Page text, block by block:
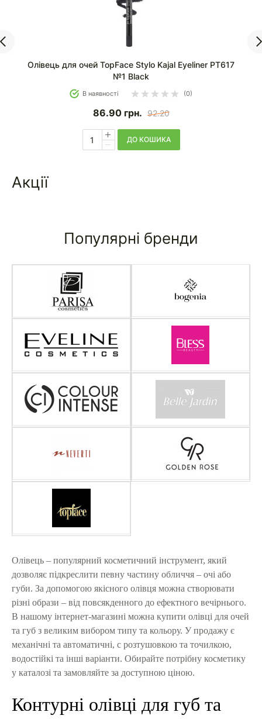
Олівець для очей TopFace Stylo Kajal Eyeliner PT617
№1 Black
В наявності (0)
86.90 грн. 92.20
ДО КОШИКА
Акції
Популярні бренди
Олівець – популярний косметичний інструмент, який
дозволяє підкреслити певну частину обличчя – очі або
губи. За допомогою якісного олівця можна створювати
різні образи – від повсякденного до ефектного вечірнього.
В нашому інтернет-магазині можна купити олівці для очей
та губ з великим вибором типу та кольору. У продажу є
механічні та автоматичні, с розтушовкою та точилкою,
водостійкі та інші варіанти. Обирайте потрібну косметику
у каталозі та замовляйте за доступною ціною.
Контурні олівці для губ та